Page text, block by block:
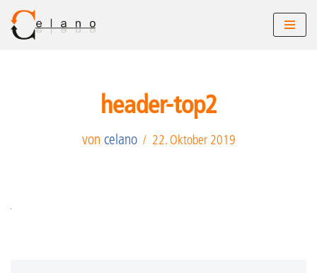
Zum
header-top2
von celano 22. Oktober 2019